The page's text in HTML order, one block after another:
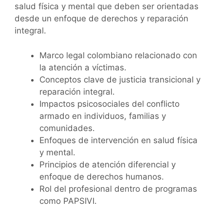
salud física y mental que deben ser orientadas
desde un enfoque de derechos y reparación
integral.
Marco legal colombiano relacionado con
la atención a víctimas.
Conceptos clave de justicia transicional y
reparación integral.
Impactos psicosociales del conflicto
armado en individuos, familias y
comunidades.
Enfoques de intervención en salud física
y mental.
Principios de atención diferencial y
enfoque de derechos humanos.
Rol del profesional dentro de programas
como PAPSIVI.